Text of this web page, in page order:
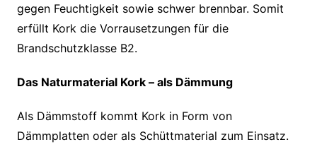
gegen Feuchtigkeit sowie schwer brennbar. Somit
erfüllt Kork die Vorrausetzungen für die
Brandschutzklasse B2.
Das Naturmaterial Kork – als Dämmung
Als Dämmstoff kommt Kork in Form von
Dämmplatten oder als Schüttmaterial zum Einsatz.